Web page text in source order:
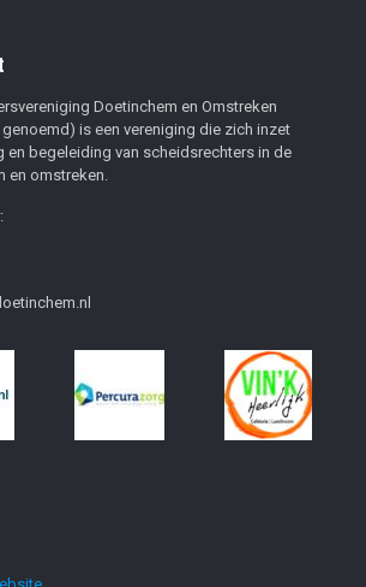
Doetinchem en Omstreken
is een vereniging die zich inzet
en begeleiding van scheidsrechters in de
en omstreken.